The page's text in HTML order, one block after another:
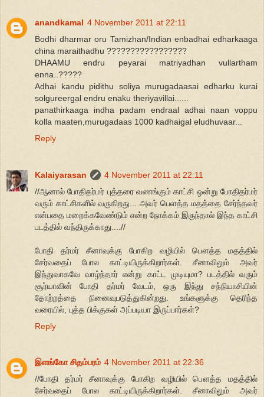
anandkamal 4 November 2011 at 22:11
Bodhi dharmar oru Tamizhan/Indian enbadhai edharkaaga
china maraithadhu ?????????????????
DHAAMU endru peyarai matriyadhan vullartham
enna..?????
Adhai kandu pidithu soliya murugadaasai edharku kurai
solgureergal endru enaku theriyavillai......
panathirkaaga indha padam endraal adhai naan voppu
kolla maaten,murugadaas 1000 kadhaigal eludhuvaar...
Reply
Kalaiyarasan
4 November 2011 at 22:11
//ஆனால் போதிதர்மர் புத்தரை வணங்கும் காட்சி ஒன்று போதிதர்மர்
வரும் காட்சிகளில் வருகிறது... அவர் பெளத்த மதத்தை சேர்ந்தவர்
என்பதை மறைக்கவேண்டும் என்ற நோக்கம் இருந்தால் இந்த காட்சி
படத்தில் வந்திருக்காது....//
போதி தர்மர் சீனாவுக்கு போகிற வழியில் பௌத்த மதத்தில்
சேர்வதைப் போல காட்டியிருக்கிறார்கள். சீனாவிலும் அவர்
இந்துவாகவே வாழ்ந்தார் என்று காட்ட முடியுமா? படத்தில் வரும்
சூர்யாவின் போதி தர்மர் வேடம், ஒரு இந்து சந்நியாசியின்
தோற்றத்தை நினைவுபடுத்துகின்றது. உங்களுக்கு தெரிந்த
வரையில், புத்த பிக்குகள் அப்படியா இருப்பார்கள்?
Reply
இளங்கோ சிதம்பரம் 4 November 2011 at 22:36
//போதி தர்மர் சீனாவுக்கு போகிற வழியில் பௌத்த மதத்தில்
சேர்வதைப் போல காட்டியிருக்கிறார்கள். சீனாவிலும் அவர்